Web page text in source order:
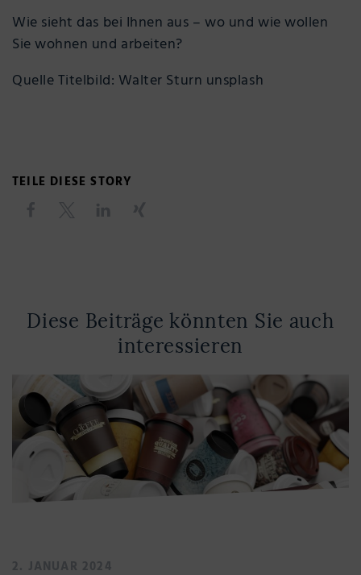
Wie sieht das bei Ihnen aus – wo und wie wollen
Sie wohnen und arbeiten?
Quelle Titelbild: Walter Sturn unsplash
TEILE DIESE STORY
Diese Beiträge könnten Sie auch
interessieren
2. JANUAR 2024